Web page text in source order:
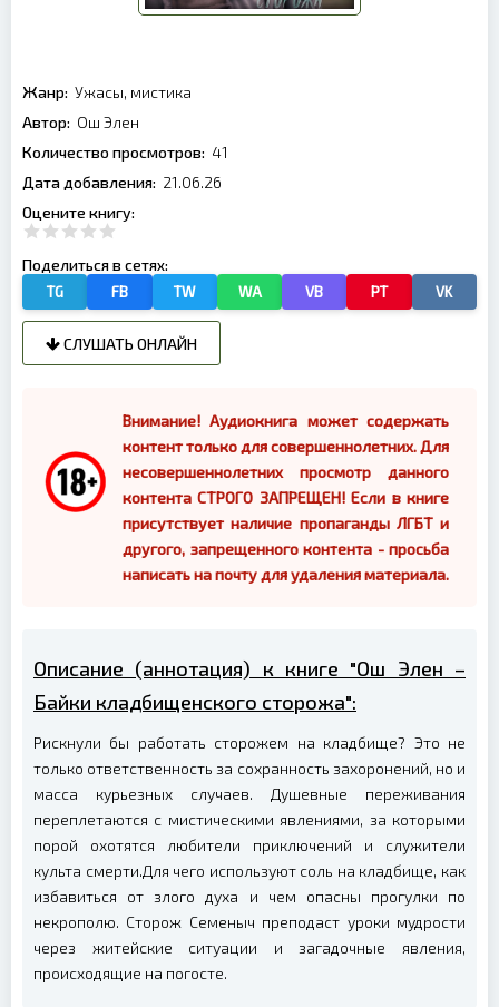
Жанр: Ужасы, мистика
Автор: Ош Элен
Количество просмотров: 41
Дата добавления: 21.06.26
Оцените книгу:
Поделиться в сетях:
TG FB TW WA VB PT VK
СЛУШАТЬ ОНЛАЙН
Внимание! Аудиокнига может содержать
контент только для совершеннолетних. Для
несовершеннолетних просмотр данного
контента СТРОГО ЗАПРЕЩЕН! Если в книге
присутствует наличие пропаганды ЛГБТ и
другого, запрещенного контента - просьба
написать на почту для удаления материала.
Описание (аннотация) к книге "Ош Элен –
Байки кладбищенского сторожа":
Рискнули бы работать сторожем на кладбище? Это не
только ответственность за сохранность захоронений, но и
масса курьезных случаев. Душевные переживания
переплетаются с мистическими явлениями, за которыми
порой охотятся любители приключений и служители
культа смерти.Для чего используют соль на кладбище, как
избавиться от злого духа и чем опасны прогулки по
некрополю. Сторож Семеныч преподаст уроки мудрости
через житейские ситуации и загадочные явления,
происходящие на погосте.